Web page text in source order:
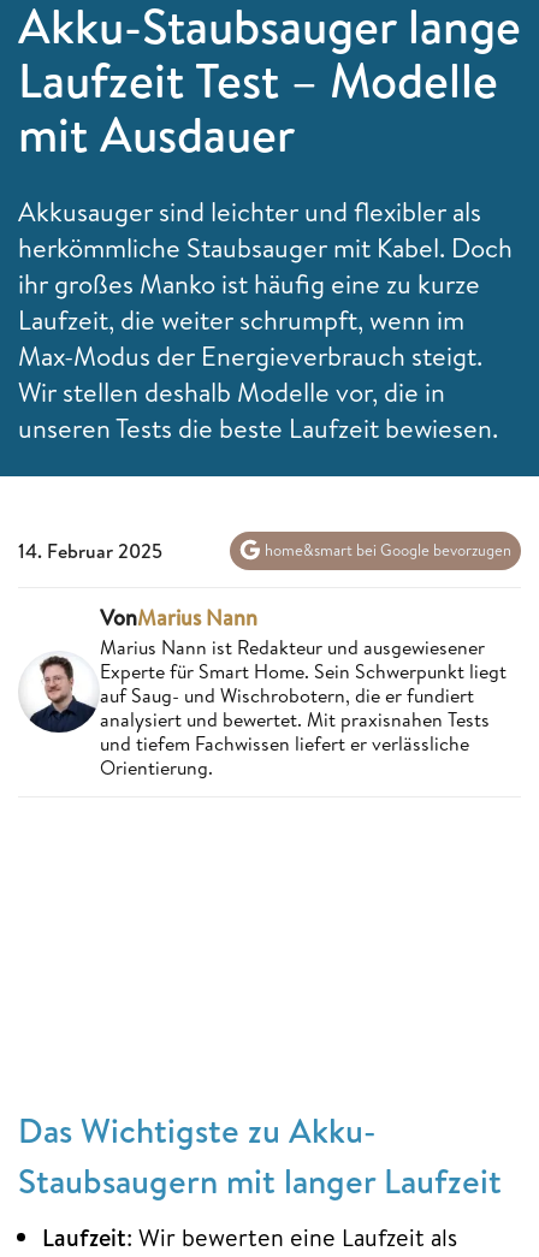
Akku-Staubsauger lange
Laufzeit Test – Modelle
mit Ausdauer
Akkusauger sind leichter und flexibler als
herkömmliche Staubsauger mit Kabel. Doch
ihr großes Manko ist häufig eine zu kurze
Laufzeit, die weiter schrumpft, wenn im
Max-Modus der Energieverbrauch steigt.
Wir stellen deshalb Modelle vor, die in
unseren Tests die beste Laufzeit bewiesen.
14. Februar 2025 home&smart bei Google bevorzugen
VonMarius Nann
Marius Nann ist Redakteur und ausgewiesener
Experte für Smart Home. Sein Schwerpunkt liegt
auf Saug- und Wischrobotern, die er fundiert
analysiert und bewertet. Mit praxisnahen Tests
und tiefem Fachwissen liefert er verlässliche
Orientierung.
Das Wichtigste zu Akku-
Staubsaugern mit langer Laufzeit
Laufzeit: Wir bewerten eine Laufzeit als